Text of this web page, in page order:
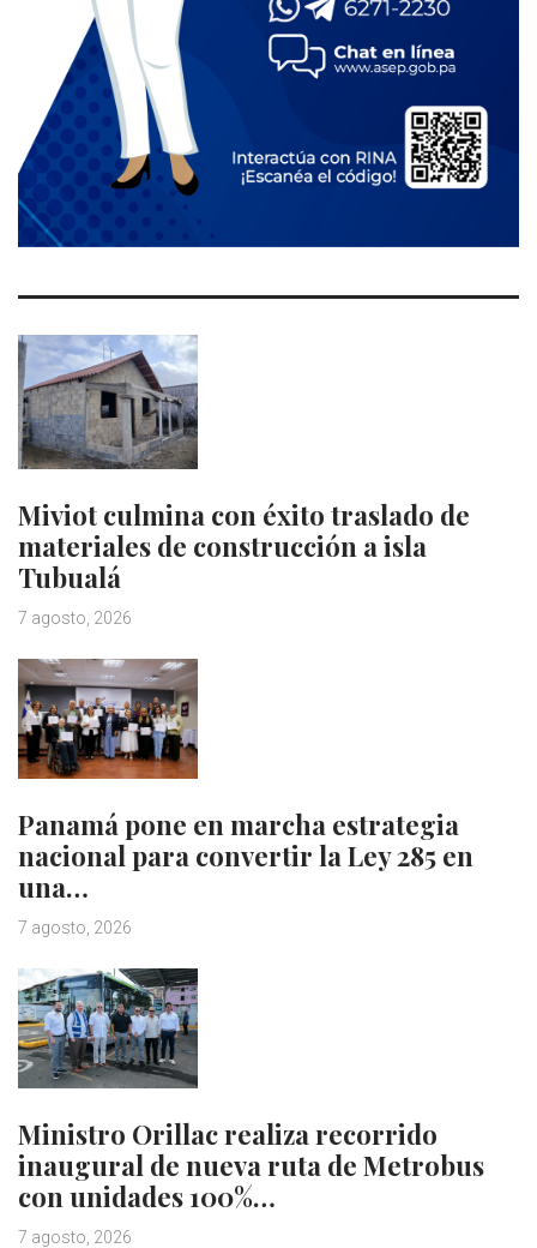
Miviot culmina con éxito traslado de
materiales de construcción a isla
Tubualá
7 agosto, 2026
Panamá pone en marcha estrategia
nacional para convertir la Ley 285 en
una…
7 agosto, 2026
Ministro Orillac realiza recorrido
inaugural de nueva ruta de Metrobus
con unidades 100%…
7 agosto, 2026